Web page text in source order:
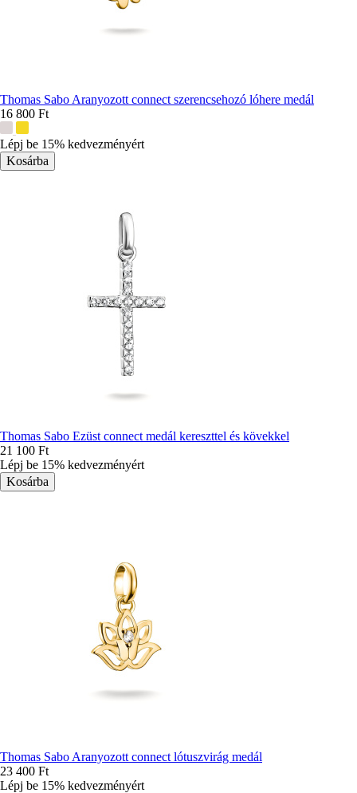
Thomas Sabo Aranyozott connect szerencsehozó lóhere medál
16 800 Ft
színek:
Lépj be 15% kedvezményért
Thomas Sabo Ezüst connect medál kereszttel és kövekkel
21 100 Ft
Lépj be 15% kedvezményért
Thomas Sabo Aranyozott connect lótuszvirág medál
23 400 Ft
Lépj be 15% kedvezményért